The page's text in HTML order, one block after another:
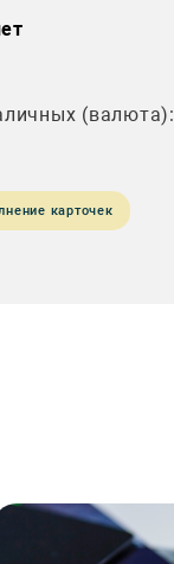
(валюта):
карточек